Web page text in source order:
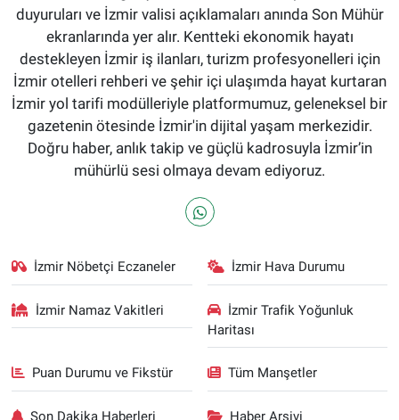
duyuruları ve İzmir valisi açıklamaları anında Son Mühür
ekranlarında yer alır. Kentteki ekonomik hayatı
destekleyen İzmir iş ilanları, turizm profesyonelleri için
İzmir otelleri rehberi ve şehir içi ulaşımda hayat kurtaran
İzmir yol tarifi modülleriyle platformumuz, geleneksel bir
gazetenin ötesinde İzmir'in dijital yaşam merkezidir.
Doğru haber, anlık takip ve güçlü kadrosuyla İzmir’in
mühürlü sesi olmaya devam ediyoruz.
İzmir Nöbetçi Eczaneler İzmir Hava Durumu
İzmir Namaz Vakitleri
İzmir Trafik Yoğunluk
Haritası
Puan Durumu ve Fikstür Tüm Manşetler
Son Dakika Haberleri Haber Arşivi